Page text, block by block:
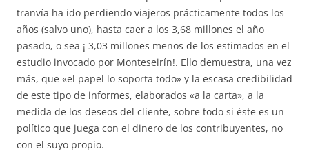
tranvía ha ido perdiendo viajeros prácticamente todos los
años (salvo uno), hasta caer a los 3,68 millones el año
pasado, o sea ¡ 3,03 millones menos de los estimados en el
estudio invocado por Monteseirín!. Ello demuestra, una vez
más, que «el papel lo soporta todo» y la escasa credibilidad
de este tipo de informes, elaborados «a la carta», a la
medida de los deseos del cliente, sobre todo si éste es un
político que juega con el dinero de los contribuyentes, no
con el suyo propio.